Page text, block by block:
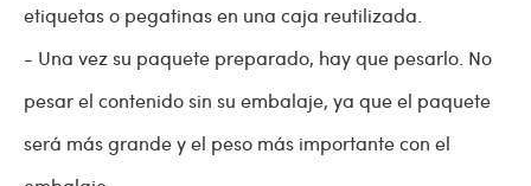
etiquetas o pegatinas en una caja reutilizada.
- Una vez su paquete preparado, hay que pesarlo. No
pesar el contenido sin su embalaje, ya que el paquete
será más grande y el peso más importante con el